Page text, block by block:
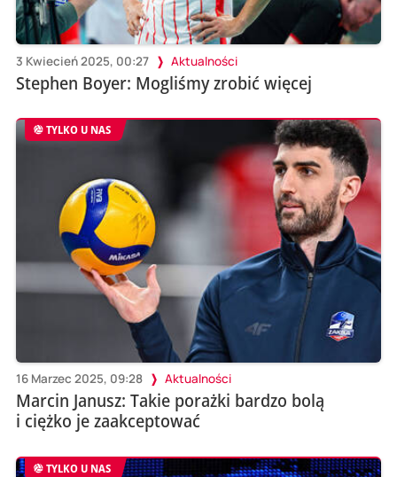
3 Kwiecień 2025, 00:27 Aktualności
Stephen Boyer: Mogliśmy zrobić więcej
TYLKO U NAS
16 Marzec 2025, 09:28 Aktualności
Marcin Janusz: Takie porażki bardzo bolą
i ciężko je zaakceptować
TYLKO U NAS